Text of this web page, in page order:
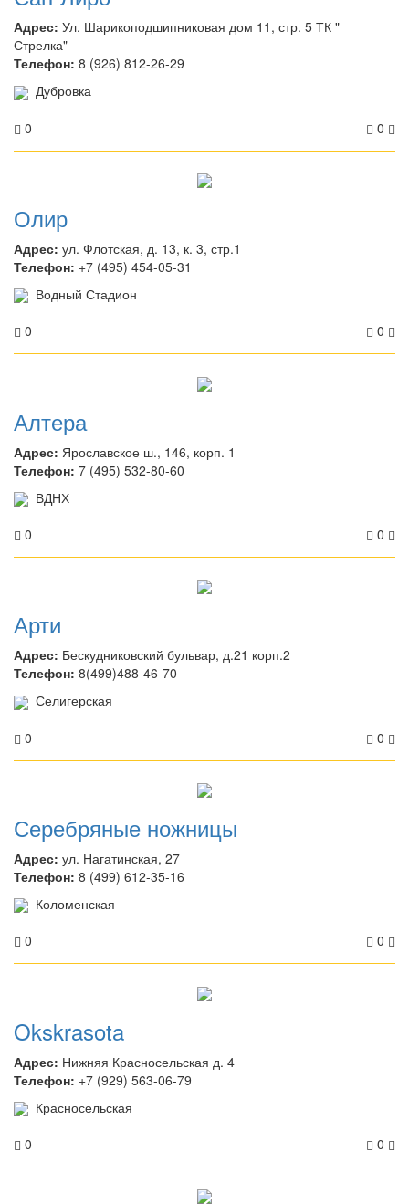
Адрес: Ул. Шарикоподшипниковая дом 11, стр. 5 ТК "
Стрелка"
Телефон: 8 (926) 812-26-29
Дубровка
0 0
Олир
Адрес: ул. Флотская, д. 13, к. 3, стр.1
Телефон: +7 (495) 454-05-31
Водный Стадион
0 0
Алтера
Адрес: Ярославское ш., 146, корп. 1
Телефон: 7 (495) 532-80-60
ВДНХ
0 0
Арти
Адрес: Бескудниковский бульвар, д.21 корп.2
Телефон: 8(499)488-46-70
Селигерская
0 0
Серебряные ножницы
Адрес: ул. Нагатинская, 27
Телефон: 8 (499) 612-35-16
Коломенская
0 0
Okskrasota
Адрес: Нижняя Красносельская д. 4
Телефон: +7 (929) 563-06-79
Красносельская
0 0